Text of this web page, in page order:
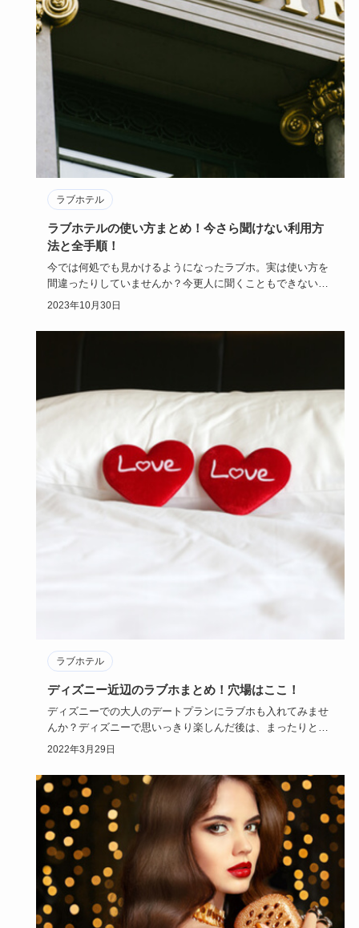
ラブホテル
ラブホテルの使い方まとめ！今さら聞けない利用方
法と全手順！
今では何処でも見かけるようになったラブホ。実は使い方を
間違ったりしていませんか？今更人に聞くこともできないラ
ブホの使い方を…
2023年10月30日
ラブホテル
ディズニー近辺のラブホまとめ！穴場はここ！
ディズニーでの大人のデートプランにラブホも入れてみませ
んか？ディズニーで思いっきり楽しんだ後は、まったりとラ
ブホで二人の時…
2022年3月29日